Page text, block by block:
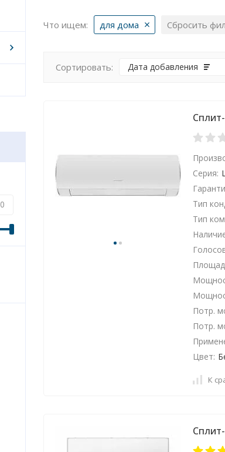
Что ищем: для дома Сбросить
Сортировать: Дата добавления
Серия:
Тип
Тип
Потр.
Потр.
Цвет:
К